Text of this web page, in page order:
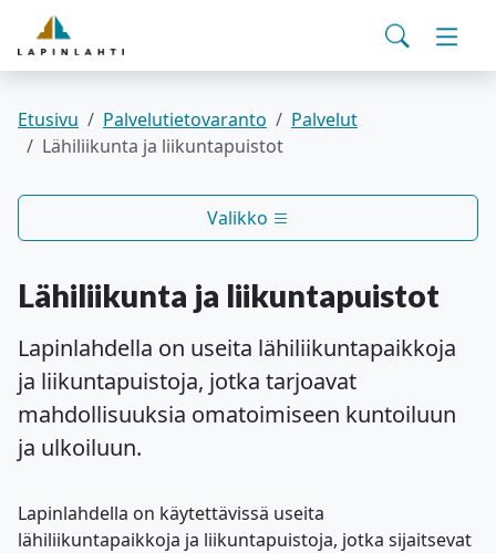
Siirry pääsisältöön
Yhteystiedot
Pohjois-Savon hyvinvointialue
Haku
Asuminen ja ympäristö
Varhaiskasvatus ja koulutus
Kunta ja päätöksenteko
Työ- ja elinvoimapalvelut
Verkkoasiointi
Etusivu Palvelutietovaranto
Palvelut
Lähiliikunta ja liikuntapuistot
Valikko
Lähiliikunta ja liikuntapuistot
Lapinlahdella on useita lähiliikuntapaikkoja
ja liikuntapuistoja, jotka tarjoavat
mahdollisuuksia omatoimiseen kuntoiluun
ja ulkoiluun.
Lapinlahdella on käytettävissä useita
lähiliikuntapaikkoja ja liikuntapuistoja, jotka sijaitsevat